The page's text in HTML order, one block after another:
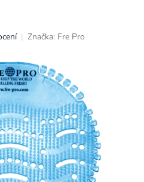
Značka: Fre Pro